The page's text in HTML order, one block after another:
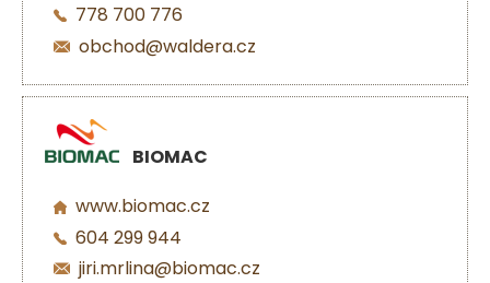
778 700 776
obchod@waldera.cz
BIOMAC
www.biomac.cz
604 299 944
jiri.mrlina@biomac.cz